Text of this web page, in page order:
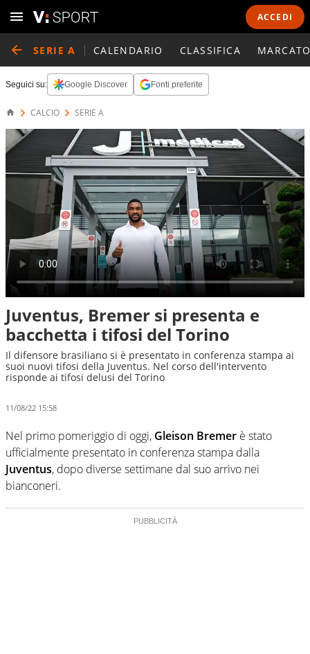
ACCEDI
SERIE A CALENDARIO CLASSIFICA
Seguici su: Google Discover Fonti preferite
CALCIO SERIE A
Juventus, Bremer si presenta e
bacchetta i tifosi del Torino
Il difensore brasiliano si è presentato in conferenza stampa ai
suoi nuovi tifosi della Juventus. Nel corso dell'intervento
risponde ai tifosi delusi del Torino
11/08/22 15:58
Nel primo pomeriggio di oggi, Gleison Bremer è stato
ufficialmente presentato in conferenza stampa dalla
Juventus, dopo diverse settimane dal suo arrivo nei
bianconeri.